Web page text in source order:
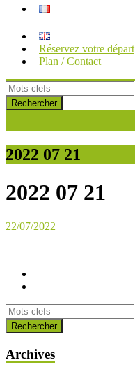
Réservez votre départ
Plan / Contact
2022 07 21
2022 07 21
22/07/2022
Archives